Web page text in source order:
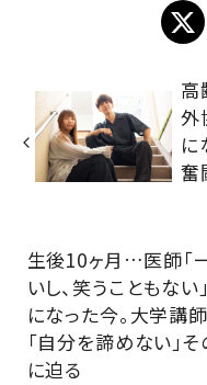
高
外
に
奮
生後10ヶ月…医師「
いし、笑うこともな
になった今。大学講
「自分を諦めない」
に迫る